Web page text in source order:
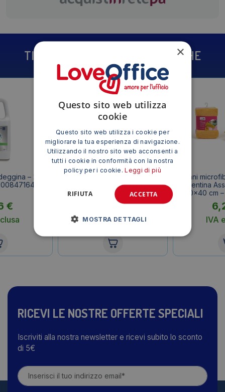
TI POTREBBE INTERESSARE ANCHE
– 2 litri
€
Scopa per interni ed esterni
Flat Perfetto – 32x4x17 cm –
Attacco a vite italiana
4,03€
IVA esclusa
Panni
Piacentina
40×40 cm
IVA
RICEVI LE NOSTRE OFFERTE SPECIALI
Iscriviti alla nostra newsletter e ricevi subito lo sconto
di 5€
×
Questo sito web utilizza
cookie
Questo sito web utilizza i cookie per
migliorare la tua esperienza di navigazione.
Utilizzando il nostro sito web acconsenti a
tutti i cookie in conformità con la nostra
policy per i cookie.Leggi di più
ACCETTA
RIFIUTA
MOSTRA DETTAGLI